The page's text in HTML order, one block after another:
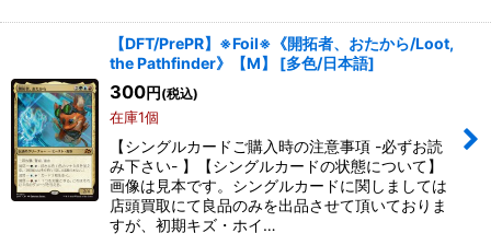
【DFT/PrePR】※Foil※《開拓者、おたから/Loot,
the Pathfinder》【M】
[多色/日本語]
300円 (税込)
在庫1個
【シングルカードご購入時の注意事項 -必ずお読
み下さい- 】【シングルカードの状態について】
画像は見本です。シングルカードに関しましては
店頭買取にて良品のみを出品させて頂いておりま
すが、初期キズ・ホイ…